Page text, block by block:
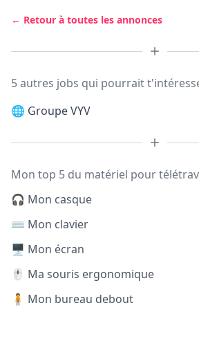
← Retour à toutes les annonces
5 autres jobs qui pourrait
🌐 Groupe VYV
Mon top 5 du matériel pour
🎧 Mon casque
⌨️ Mon clavier
🖥️ Mon écran
🖱️ Ma souris ergonomique
🧍 Mon bureau debout